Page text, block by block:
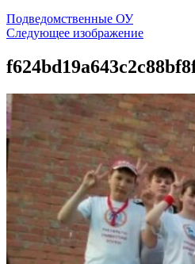
Подведомственные ОУ
Следующее изображение